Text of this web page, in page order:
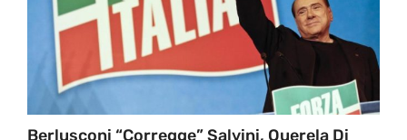
Berlusconi “corregge” Salvini, Querela Di